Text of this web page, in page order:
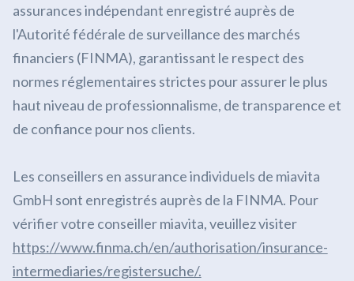
assurances indépendant enregistré auprès de
l'Autorité fédérale de surveillance des marchés
financiers (FINMA), garantissant le respect des
normes réglementaires strictes pour assurer le plus
haut niveau de professionnalisme, de transparence et
de confiance pour nos clients.
Les conseillers en assurance individuels de miavita
GmbH sont enregistrés auprès de la FINMA. Pour
vérifier votre conseiller miavita, veuillez visiter
https://www.finma.ch/en/authorisation/insurance-
intermediaries/registersuche/.